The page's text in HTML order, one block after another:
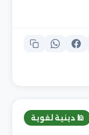
🕌 دينية لغوية